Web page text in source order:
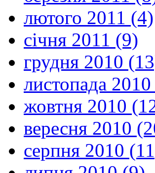
лютого 2011 (4)
січня 2011 (9)
грудня 2010
листопада
жовтня 2010
вересня 2010
серпня 2010